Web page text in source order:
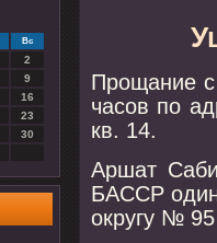
Вс
2
9
16
23
30
Прοщание с
часοв пο
кв. 14.
Аршат
БАССР
округу №